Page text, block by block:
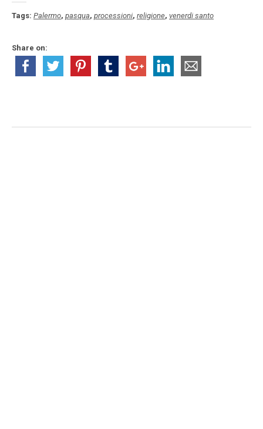
Tags: Palermo, pasqua, processioni, religione, venerdi santo
Share on: